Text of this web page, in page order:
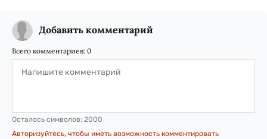
Добавить комментарий
Всего комментариев: 0
Осталось символов: 2000
Авторизуйтесь, чтобы иметь возможность комментировать